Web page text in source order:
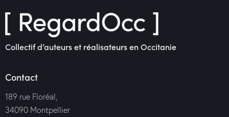
Collectif d’auteurs et réalisateurs en Occitanie
Contact
189 rue Floréal,
34090 Montpellier